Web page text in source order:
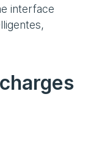
interface